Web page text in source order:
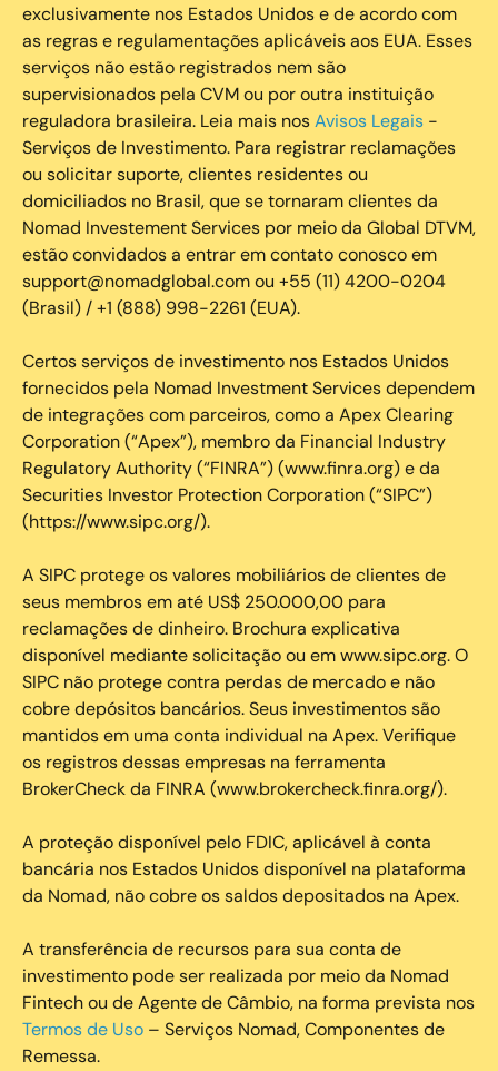
exclusivamente nos Estados Unidos e de acordo com
as regras e regulamentações aplicáveis aos EUA. Esses
serviços não estão registrados nem são
supervisionados pela CVM ou por outra instituição
reguladora brasileira. Leia mais nosAvisos Legais -
Serviços de Investimento. Para registrar reclamações
ou solicitar suporte, clientes residentes ou
domiciliados no Brasil, que se tornaram clientes da
Nomad Investement Services por meio da Global DTVM,
estão convidados a entrar em contato conosco em
support@nomadglobal.com ou +55 (11) 4200-0204
(Brasil) / +1 (888) 998-2261 (EUA).
Certos serviços de investimento nos Estados Unidos
fornecidos pela Nomad Investment Services dependem
de integrações com parceiros, como a Apex Clearing
Corporation (“Apex”), membro da Financial Industry
Regulatory Authority (“FINRA”) (www.finra.org) e da
Securities Investor Protection Corporation (“SIPC”)
(https://www.sipc.org/).
A SIPC protege os valores mobiliários de clientes de
seus membros em até US$ 250.000,00 para
reclamações de dinheiro. Brochura explicativa
disponível mediante solicitação ou em www.sipc.org. O
SIPC não protege contra perdas de mercado e não
cobre depósitos bancários. Seus investimentos são
mantidos em uma conta individual na Apex. Verifique
os registros dessas empresas na ferramenta
BrokerCheck da FINRA (www.brokercheck.finra.org/).
A proteção disponível pelo FDIC, aplicável à conta
bancária nos Estados Unidos disponível na plataforma
da Nomad, não cobre os saldos depositados na Apex.
A transferência de recursos para sua conta de
investimento pode ser realizada por meio da Nomad
Fintech ou de Agente de Câmbio, na forma prevista nos
Termos de Uso – Serviços Nomad, Componentes de
Remessa.